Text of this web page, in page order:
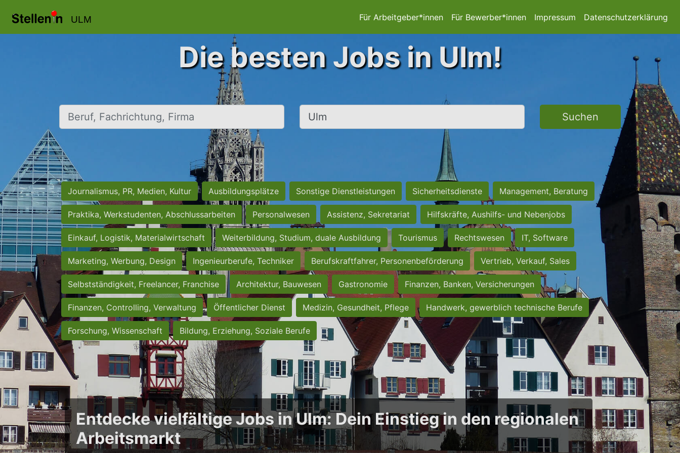
ULM Für Arbeitgeber*innen Für Bewerber*innen Impressum Datenschutzerklärung
Die besten Jobs in Ulm!
Beruf, Fachrichtung, Firma Ort, Stadt Suchen
Journalismus, PR, Medien, Kultur Ausbildungsplätze Sonstige Dienstleistungen Sicherheitsdienste Management, Beratung
Praktika, Werkstudenten, Abschlussarbeiten Personalwesen Assistenz, Sekretariat Hilfskräfte, Aushilfs- und Nebenjobs
Einkauf, Logistik, Materialwirtschaft Weiterbildung, Studium, duale Ausbildung Tourismus Rechtswesen IT, Software
Marketing, Werbung, Design Ingenieurberufe, Techniker Berufskraftfahrer, Personenbeförderung Vertrieb, Verkauf, Sales
Selbstständigkeit, Freelancer, Franchise Architektur, Bauwesen Gastronomie Finanzen, Banken, Versicherungen
Finanzen, Controlling, Verwaltung Öffentlicher Dienst Medizin, Gesundheit, Pflege Handwerk, gewerblich technische Berufe
Forschung, Wissenschaft Bildung, Erziehung, Soziale Berufe
Entdecke vielfältige Jobs in Ulm: Dein Einstieg in den regionalen
Arbeitsmarkt